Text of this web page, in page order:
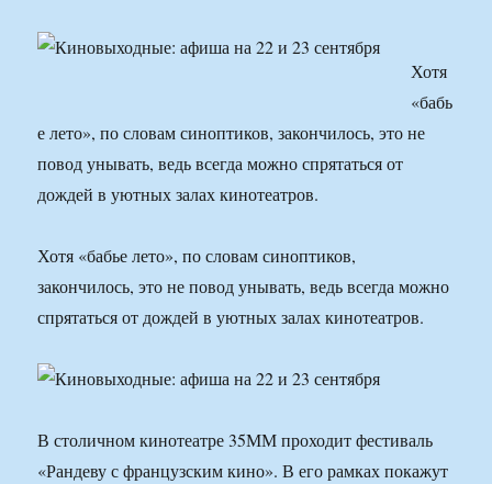
Хотя
«бабь
е лето», по словам синоптиков, закончилось, это не
повод унывать, ведь всегда можно спрятаться от
дождей в уютных залах кинотеатров.
Хотя «бабье лето», по словам синоптиков,
закончилось, это не повод унывать, ведь всегда можно
спрятаться от дождей в уютных залах кинотеатров.
В столичном кинотеатре 35ММ проходит фестиваль
«Рандеву с французским кино». В его рамках покажут